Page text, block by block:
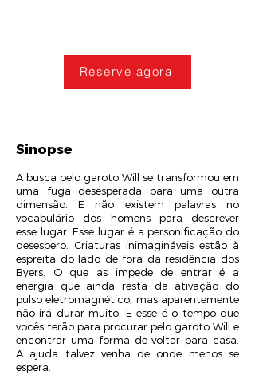
Reserve agora
Sinopse
A busca pelo garoto Will se transformou em
uma fuga desesperada para uma outra
dimensão. E não existem palavras no
vocabulário dos homens para descrever
esse lugar. Esse lugar é a personificação do
desespero. Criaturas inimagináveis estão à
espreita do lado de fora da residência dos
Byers. O que as impede de entrar é a
energia que ainda resta da ativação do
pulso eletromagnético, mas aparentemente
não irá durar muito. E esse é o tempo que
vocês terão para procurar pelo garoto Will e
encontrar uma forma de voltar para casa.
A ajuda talvez venha de onde menos se
espera.